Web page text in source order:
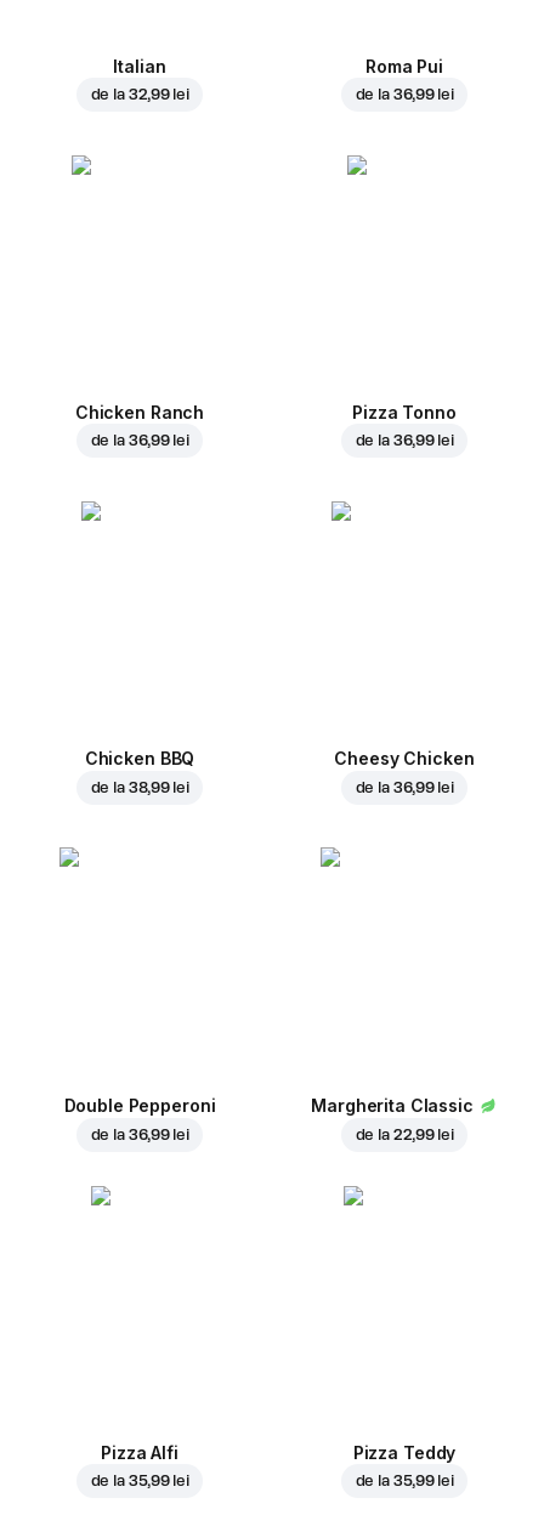
Italian
de la 32,99 lei
Roma Pui
de la 36,99 lei
Chicken Ranch
de la 36,99 lei
Pizza Tonno
de la 36,99 lei
Chicken BBQ
de la 38,99 lei
Cheesy Chicken
de la 36,99 lei
Double Pepperoni
de la 36,99 lei
Margherita Classic
de la 22,99 lei
Pizza Alfi
de la 35,99 lei
Pizza Teddy
de la 35,99 lei